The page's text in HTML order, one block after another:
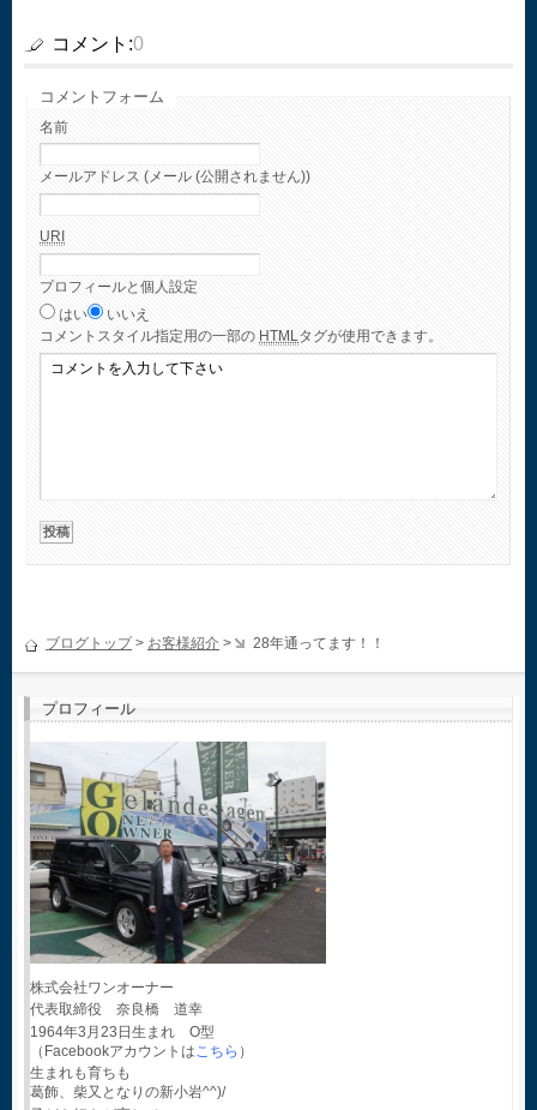
コメント:0
コメントフォーム
名前
メールアドレス (メール (公開されません))
URI
プロフィールと個人設定
はい
いいえ
コメント スタイル指定用の一部の HTMLタグが使用できます。
ブログトップ> お客様紹介 > 28年通ってます！！
プロフィール
株式会社ワンオーナー
代表取締役 奈良橋 道幸
1964年3月23日生まれ O型
（Facebookアカウントはこちら ）
生まれも育ちも
葛飾、柴又となりの新小岩^^)/